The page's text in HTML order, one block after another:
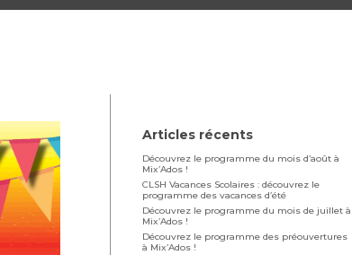
Articles récents
Découvrez le programme du mois d’août à
Mix’Ados !
CLSH Vacances Scolaires : découvrez le
programme des vacances d’été
Découvrez le programme du mois de juillet à
Mix’Ados !
Découvrez le programme des préouvertures
à Mix’Ados !